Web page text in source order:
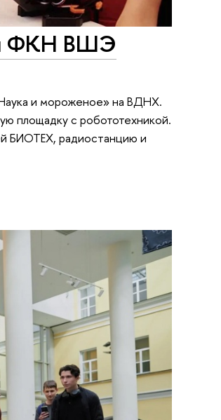
ФКН ВШЭ
и мороженое» на ВДНХ.
площадку с робототехникой.
БИОТЕХ, радиостанцию и